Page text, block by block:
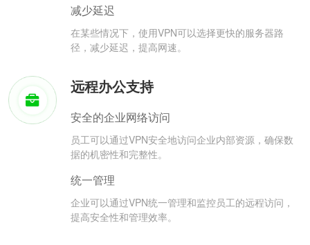
减少延迟
在某些情况下，使用VPN可以选择更快的服务器路
径，减少延迟，提高网速。
远程办公支持
安全的企业网络访问
员工可以通过VPN安全地访问企业内部资源，确保数
据的机密性和完整性。
统一管理
企业可以通过VPN统一管理和监控员工的远程访问，
提高安全性和管理效率。